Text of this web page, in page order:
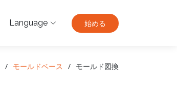
Language 始める
モールドベース モールド図換